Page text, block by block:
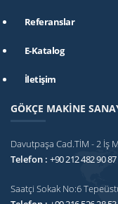
Referanslar
E-Katalog
İletişim
GÖKÇE MAKİNE
Davutpaşa Cad.TİM - 2 İş
Telefon : +90 212 482 90 87
Saatçi Sokak No:6